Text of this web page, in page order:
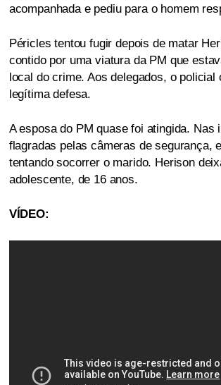
acompanhada e pediu para o homem
Péricles tentou fugir depois de matar
contido por uma viatura da PM que
local do crime. Aos delegados, o policial
legítima defesa.
A esposa do PM quase foi atingida. Nas
flagradas pelas câmeras de segurança,
tentando socorrer o marido. Herison
adolescente, de 16 anos.
VÍDEO: